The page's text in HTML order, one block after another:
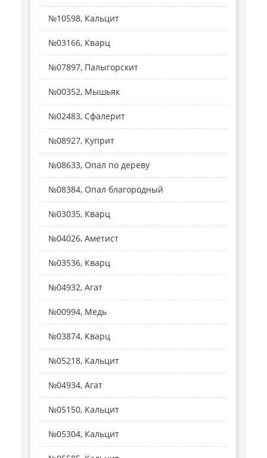
№10598, Кальцит
№03166, Кварц
№07897, Палыгорскит
№00352, Мышьяк
№02483, Сфалерит
№08927, Куприт
№08633, Опал по дереву
№08384, Опал благородный
№03035, Кварц
№04026, Аметист
№03536, Кварц
№04932, Агат
№00994, Медь
№03874, Кварц
№05218, Кальцит
№04934, Агат
№05150, Кальцит
№05304, Кальцит